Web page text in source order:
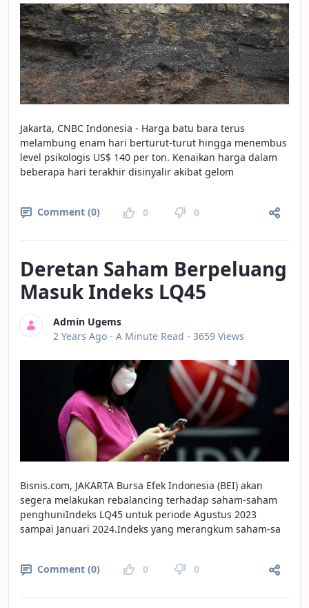
Jakarta, CNBC Indonesia - Harga batu bara terus
melambung enam hari berturut-turut hingga menembus
level psikologis US$ 140 per ton. Kenaikan harga dalam
beberapa hari terakhir disinyalir akibat gelom
Comment (0) 0 0
Deretan Saham Berpeluang
Masuk Indeks LQ45
Admin Ugems
Published Date
2 Years Ago - A Minute Read - 3659 Views
Bisnis.com, JAKARTA Bursa Efek Indonesia (BEI) akan
segera melakukan rebalancing terhadap saham-saham
penghuniIndeks LQ45 untuk periode Agustus 2023
sampai Januari 2024.Indeks yang merangkum saham-sa
Comment (0) 0 0